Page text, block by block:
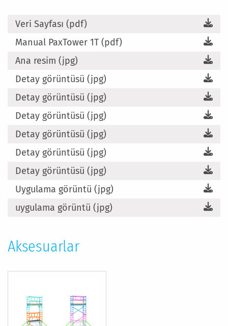
Veri Sayfası (pdf)
Manual PaxTower 1T (pdf)
Ana resim (jpg)
Detay görüntüsü (jpg)
Detay görüntüsü (jpg)
Detay görüntüsü (jpg)
Detay görüntüsü (jpg)
Detay görüntüsü (jpg)
Detay görüntüsü (jpg)
Uygulama görüntü (jpg)
uygulama görüntü (jpg)
Aksesuarlar